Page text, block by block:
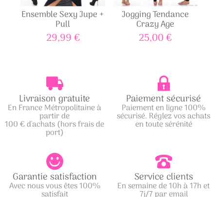
Ensemble Sexy Jupe +
Pull
29,99 €
Jogging Tendance
Crazy Age
25,00 €
Livraison gratuite
En France Métropolitaine à
partir de
100 € d'achats (hors frais de
port)
Paiement sécurisé
Paiement en ligne 100%
sécurisé. Réglez vos achats
en toute sérénité
Garantie satisfaction
Avec nous vous êtes 100%
Service clients
En semaine de 10h à 17h et